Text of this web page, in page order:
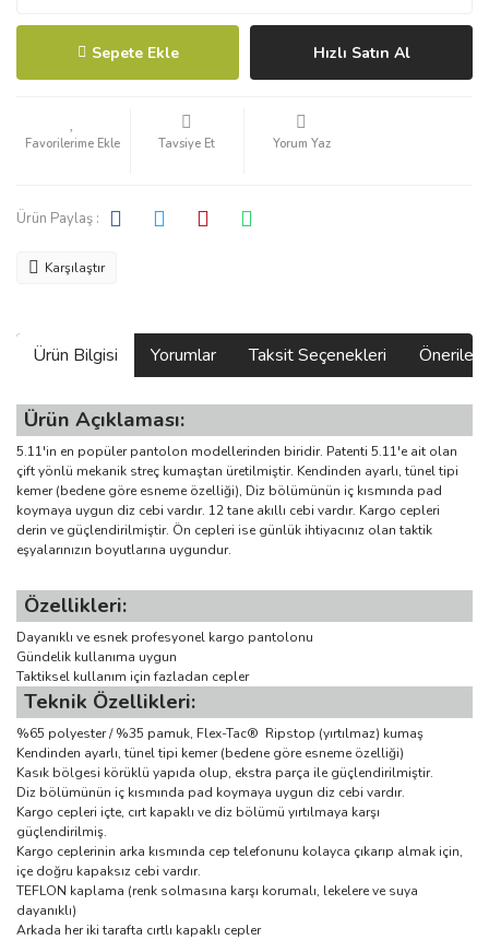
Sepete Ekle Hızlı Satın Al
Tavsiye Et Yorum Yaz
Ürün Paylaş :
Karşılaştır
Ürün Bilgisi Yorumlar Taksit Seçenekleri
Ürün Açıklaması:
5.11'in en popüler pantolon modellerinden biridir. Patenti 5.11'e ait olan
çift yönlü mekanik streç kumaştan üretilmiştir. Kendinden ayarlı, tünel tipi
kemer (bedene göre esneme özelliği), Diz bölümünün iç kısmında pad
koymaya uygun diz cebi vardır. 12 tane akıllı cebi vardır. Kargo cepleri
derin ve güçlendirilmiştir. Ön cepleri ise günlük ihtiyacınız olan taktik
eşyalarınızın boyutlarına uygundur.
Özellikleri:
Dayanıklı ve esnek profesyonel kargo pantolonu
Gündelik kullanıma uygun
Taktiksel kullanım için fazladan cepler
Teknik Özellikleri:
%65 polyester / %35 pamuk, Flex-Tac® Ripstop (yırtılmaz) kumaş
Kendinden ayarlı, tünel tipi kemer (bedene göre esneme özelliği)
Kasık bölgesi körüklü yapıda olup, ekstra parça ile güçlendirilmiştir.
Diz bölümünün iç kısmında pad koymaya uygun diz cebi vardır.
Kargo cepleri içte, cırt kapaklı ve diz bölümü yırtılmaya karşı
güçlendirilmiş.
Kargo ceplerinin arka kısmında cep telefonunu kolayca çıkarıp almak için,
içe doğru kapaksız cebi vardır.
TEFLON kaplama (renk solmasına karşı korumalı, lekelere ve suya
dayanıklı)
Arkada her iki tarafta cırtlı kapaklı cepler